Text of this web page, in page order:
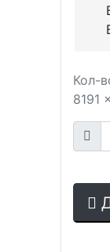
Кол-
8191 x